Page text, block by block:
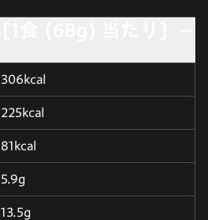
306kcal
225kcal
81kcal
5.9g
13.5g